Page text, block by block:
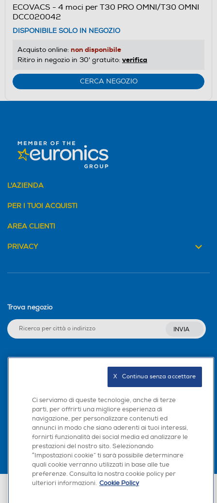
ECOVACS - 4 moci per T30 PRO OMNI/T30 OMNI
DCC020042
DISPONIBILE SOLO IN NEGOZIO
Acquisto online: non disponibile
Ritiro in negozio in 30' gratuito: verifica
CERCA NEGOZIO
L'AZIENDA
PER I TUOI ACQUISTI
AREA CLIENTI
PRIVACY
Trova negozio
INVIA
Scarica la nostra app
Euronics Italia SpA. Sede legale Via Montefeltro, 6/a 20156 Milano
Ci serviamo di queste tecnologie, anche di terze
parti, per offrirti una migliore esperienza di
navigazione, per personalizzare contenuti ed
annunci in modo che siano aderenti ai tuoi interessi,
fornirti funzionalità dei social media ed analizzare le
prestazioni del nostro sito. Selezionando
“Impostazioni cookie” ti sarà possibile determinare
quali cookie verranno utilizzati in base alle tue
preferenze. Consulta la nostra cookie policy per
ulteriori informazioni. Cookie Policy
X   Continua senza accettare